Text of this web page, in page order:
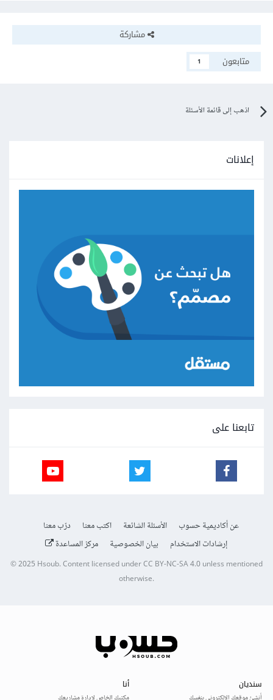
مشاركة
متابعون
1
اذهب إلى قائمة الأسئلة
إعلانات
تابعنا على
عن أكاديمية حسوب الأسئلة الشائعة اكتب معنا
درّب معنا
إرشادات الاستخدام
بيان الخصوصية مركز المساعدة
© 2025Hsoub.Content licensed underCC BY-NC-SA 4.0unless mentioned
otherwise.